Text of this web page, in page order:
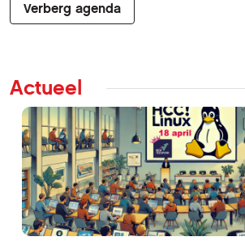
Verberg agenda
Actueel